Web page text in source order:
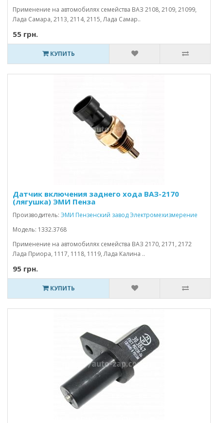
Применение на автомобилях семейства ВАЗ 2108, 2109, 21099,
Лада Самара, 2113, 2114, 2115, Лада Самар..
55 грн.
КУПИТЬ
Датчик включения заднего хода ВАЗ-2170
(лягушка) ЭМИ Пенза
Производитель: ЭМИ Пензенский завод Электромехизмерение
Модель: 1332.3768
Применение на автомобилях семейства ВАЗ 2170, 2171, 2172
Лада Приора, 1117, 1118, 1119, Лада Калина ..
95 грн.
КУПИТЬ